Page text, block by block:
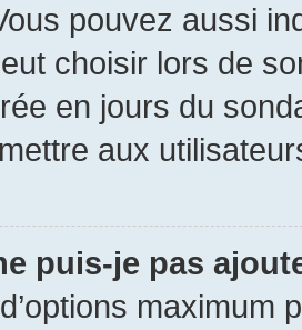
pouvez aussi
choisir lors de
en jours du
aux
puis-je pas
maximum